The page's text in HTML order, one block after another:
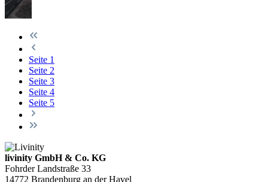
Seite 1
Seite 2
Seite 3
Seite 4
Seite 5
livinity GmbH & Co. KG
Fohrder Landstraße 33
14772 Brandenburg an der Havel